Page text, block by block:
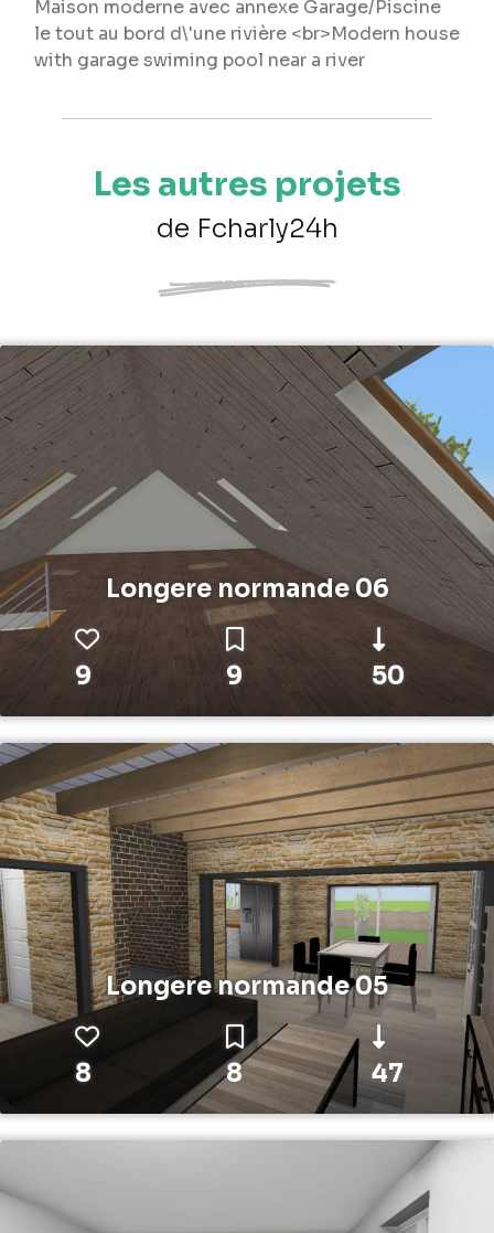
Maison moderne avec annexe Garage/Piscine
le tout au bord d\'une rivière <br>Modern house
with garage swiming pool near a river
Les autres projets
de Fcharly24h
Longere normande 06
9 9 50
Longere normande 05
8 8 47